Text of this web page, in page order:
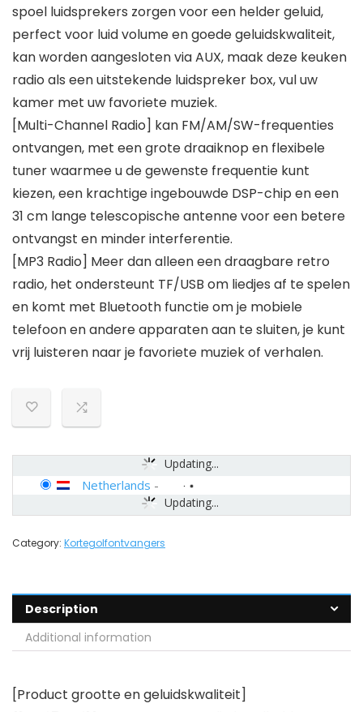
spoel luidsprekers zorgen voor een helder geluid,
perfect voor luid volume en goede geluidskwaliteit,
kan worden aangesloten via AUX, maak deze keuken
radio als een uitstekende luidspreker box, vul uw
kamer met uw favoriete muziek.
[Multi-Channel Radio] kan FM/AM/SW-frequenties
ontvangen, met een grote draaiknop en flexibele
tuner waarmee u de gewenste frequentie kunt
kiezen, een krachtige ingebouwde DSP-chip en een
31 cm lange telescopische antenne voor een betere
ontvangst en minder interferentie.
[MP3 Radio] Meer dan alleen een draagbare retro
radio, het ondersteunt TF/USB om liedjes af te spelen
en komt met Bluetooth functie om je mobiele
telefoon en andere apparaten aan te sluiten, je kunt
vrij luisteren naar je favoriete muziek of verhalen.
Updating...
Updating...
Netherlands -
Category: Kortegolfontvangers
Description
Additional information
[Product grootte en geluidskwaliteit]